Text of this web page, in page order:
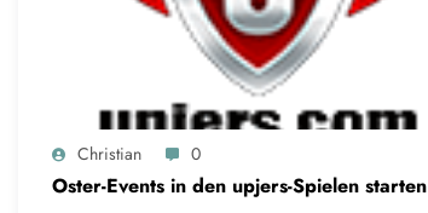
Christian 0
Oster-Events in den upjers-Spielen starten